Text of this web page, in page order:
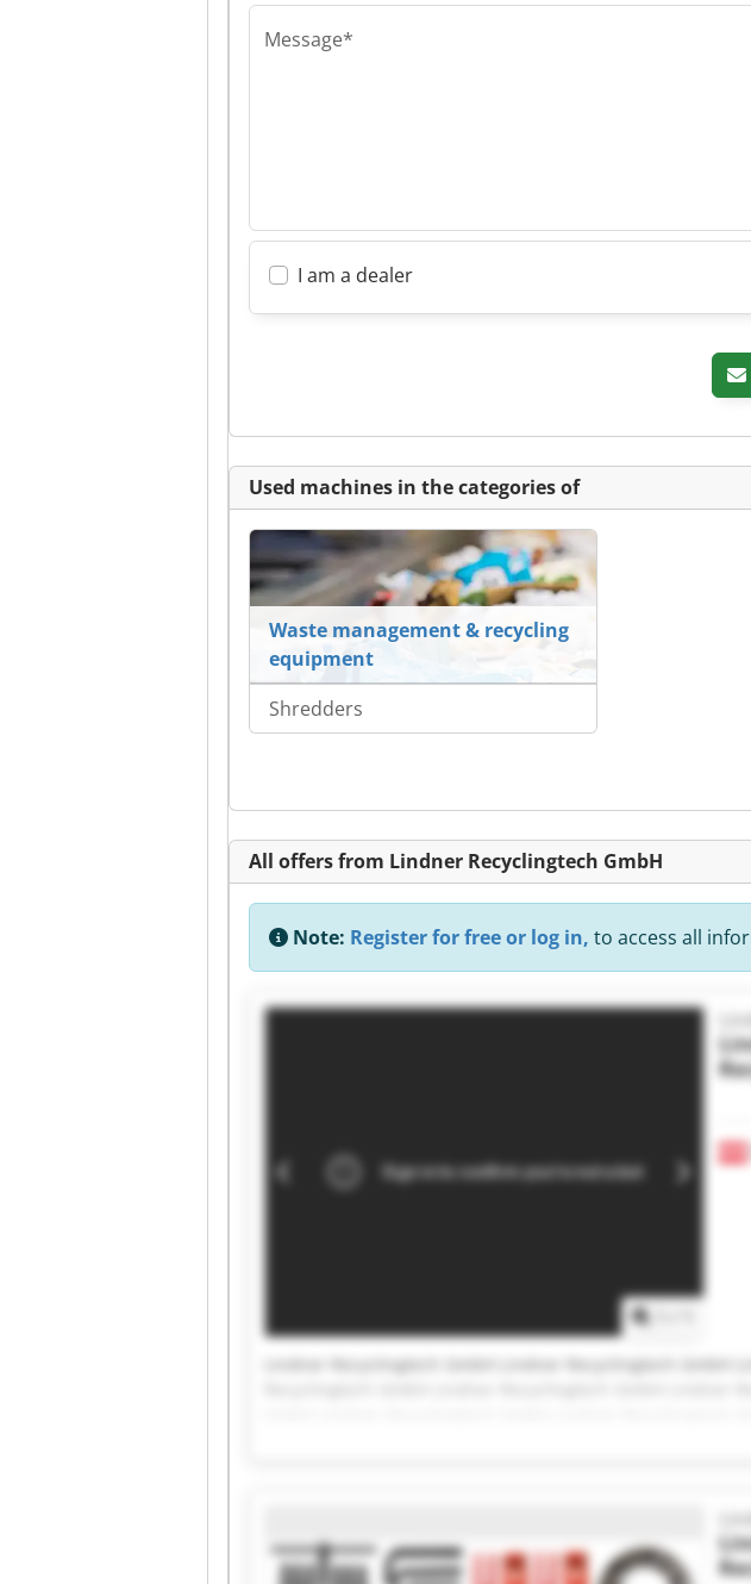
Message*
I am a dealer
Used machines in the categories of
Waste management & recycling
equipment
Shredders
All offers from Lindner Recyclingtech GmbH
Note: Register for free or log in, to access all
Lindner Recyclingtech GmbH Lindner Recyclingtech GmbH
Recyclingtech GmbH Lindner Recyclingtech GmbH Lindner